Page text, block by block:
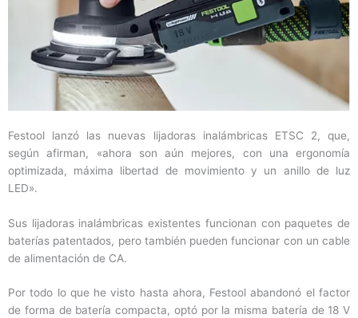
Festool lanzó las nuevas lijadoras inalámbricas ETSC 2, que,
según afirman, «ahora son aún mejores, con una ergonomía
optimizada, máxima libertad de movimiento y un anillo de luz
LED».
Sus lijadoras inalámbricas existentes funcionan con paquetes de
baterías patentados, pero también pueden funcionar con un cable
de alimentación de CA.
Por todo lo que he visto hasta ahora, Festool abandonó el factor
de forma de batería compacta, optó por la misma batería de 18 V